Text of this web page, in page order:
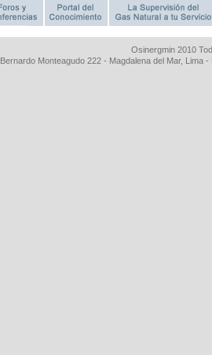
Osinergmin 2010
Bernardo Monteagudo 222 - Magdalena del Mar, Lima